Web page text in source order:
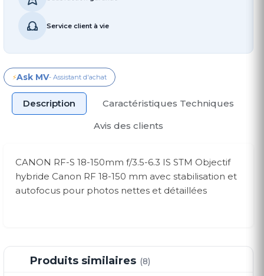
Service client à vie
⚡Ask MV- Assistant d'achat
Description
Caractéristiques Techniques
Avis des clients
CANON RF-S 18-150mm f/3.5-6.3 IS STM Objectif
hybride Canon RF 18-150 mm avec stabilisation et
autofocus pour photos nettes et détaillées
Produits similaires (8)